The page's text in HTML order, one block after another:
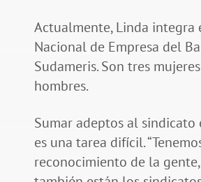
Actualmente, Linda integra
Nacional de Empresa del
Sudameris. Son tres
hombres.
Sumar adeptos al sindicato
es una tarea difícil.
reconocimiento de la